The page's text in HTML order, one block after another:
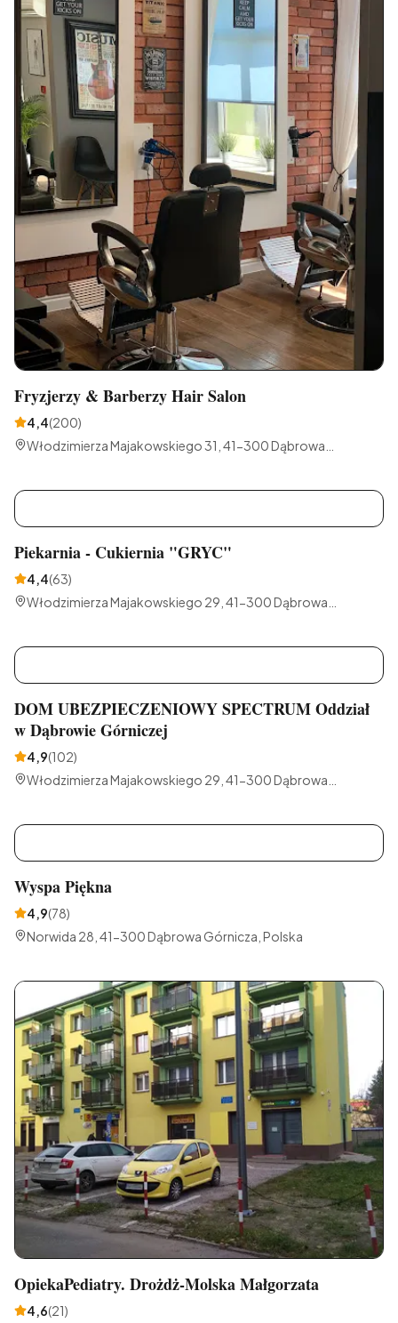
Fryzjerzy & Barberzy Hair Salon
4,4(200)
Włodzimierza Majakowskiego 31, 41-300 Dąbrowa
Piekarnia - Cukiernia "GRYC"
4,4(63)
Włodzimierza Majakowskiego 29, 41-300 Dąbrowa
DOM UBEZPIECZENIOWY SPECTRUM Oddział
w Dąbrowie Górniczej
4,9(102)
Włodzimierza Majakowskiego 29, 41-300 Dąbrowa
Wyspa Piękna
4,9(78)
Norwida 28, 41-300 Dąbrowa Górnicza, Polska
OpiekaPediatry. Drożdż-Molska Małgorzata
4,6(21)